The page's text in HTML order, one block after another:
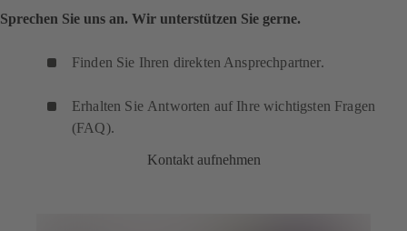
Sprechen Sie uns an. Wir unterstützen Sie gerne.
Finden Sie Ihren direkten Ansprechpartner.
Erhalten Sie Antworten auf Ihre wichtigsten Fragen
(FAQ).
Kontakt aufnehmen